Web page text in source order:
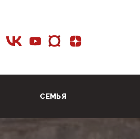
СЕМЬЯ